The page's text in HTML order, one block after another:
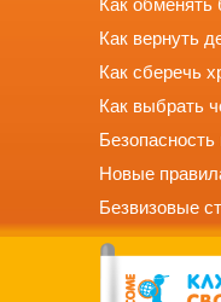
Как обменять
Как вернуть
Как сберечь
Как выбрать
Новые
Безвизовые